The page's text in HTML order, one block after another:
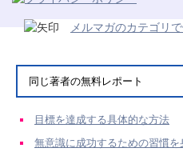
メルマガのカテゴリ
同じ著者の無料レポート
目標を達成する具体的な方法
無意識に成功するための習慣